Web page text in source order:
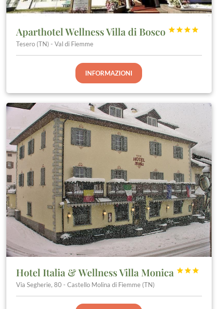
Aparthotel Wellness Villa di Bosco 



Tesero (TN) - Val di Fiemme
INFORMAZIONI
Hotel Italia & Wellness Villa Monica 


Via Segherie, 80 - Castello Molina di Fiemme (TN)